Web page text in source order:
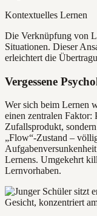
Kontextuelles Lernen
Die Verknüpfung von
Situationen. Dieser
erleichtert die
Vergessene
Wer sich beim Lernen
einen zentralen
Zufallsprodukt,
„Flow“-Zustand –
Lernens. Umgekehrt
Lernvorhaben.